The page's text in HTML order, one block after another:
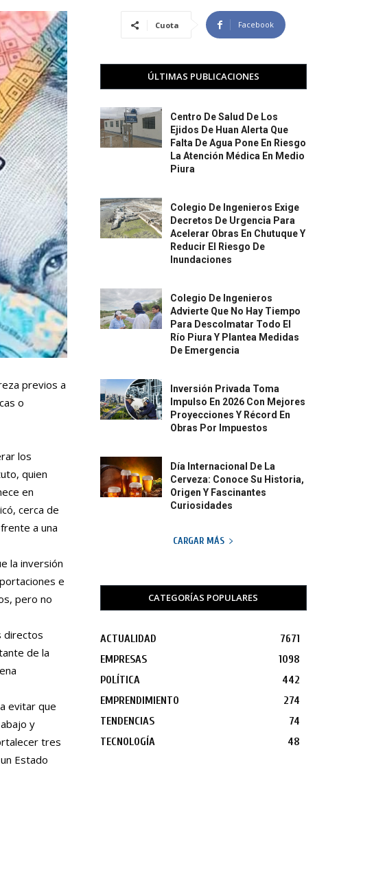
previos a
o
los
quien
en
cerca de
a una
la inversión
e
pero no
directos
de la
evitar que
y
tres
Estado
Cuota Facebook
ÚLTIMAS PUBLICACIONES
Centro De Salud De Los
Ejidos De Huan Alerta Que
Falta De Agua Pone En Riesgo
La Atención Médica En Medio
Piura
Colegio De Ingenieros Exige
Decretos De Urgencia Para
Acelerar Obras En Chutuque Y
Reducir El Riesgo De
Inundaciones
Colegio De Ingenieros
Advierte Que No Hay Tiempo
Para Descolmatar Todo El
Río Piura Y Plantea Medidas
De Emergencia
Inversión Privada Toma
Impulso En 2026 Con Mejores
Proyecciones Y Récord En
Obras Por Impuestos
Día Internacional De La
Cerveza: Conoce Su Historia,
Origen Y Fascinantes
Curiosidades
CARGAR MÁS
CATEGORÍAS POPULARES
ACTUALIDAD
7671
EMPRESAS
1098
POLÍTICA
442
EMPRENDIMIENTO
274
TENDENCIAS
74
TECNOLOGÍA
48